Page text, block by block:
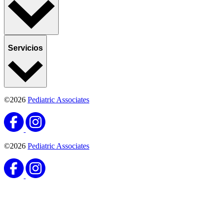
Servicios
©2026 Pediatric Associates
©2026 Pediatric Associates